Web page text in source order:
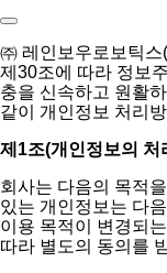
㈜ 레인보우로보틱스
제30조에 따라 정보
충을 신속하고 원활
같이 개인정보 처리
제1조(개인정보의 처
회사는 다음의 목적
있는 개인정보는 다
이용 목적이 변경되
따라 별도의 동의를